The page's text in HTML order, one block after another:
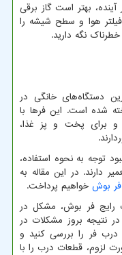
بهتر است گاز برقی
هوا و سطح شیشه را
نگه دارید.
دستگاه‌های خانگی در
شده است. این فرها با
و برای پخت و پز غذا،
توجه به نحوه استفاده،
دارند. در این مقاله به
فر بوش خواهیم پرداخت.
رایج فر بوش، مشکل در
نتیجه بروز مشکلات در
فر را بررسی کنید و
لزوم، قطعات درب را با